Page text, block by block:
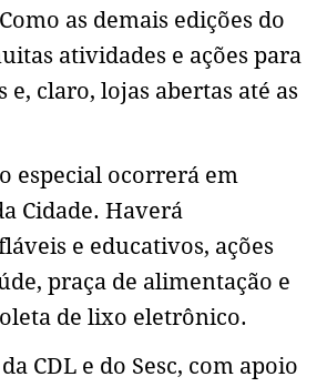
as demais edições do
atividades e ações para
e, claro, lojas abertas até as
especial ocorrerá em
Cidade. Haverá
e educativos, ações
praça de alimentação e
de lixo eletrônico.
CDL e do Sesc, com apoio